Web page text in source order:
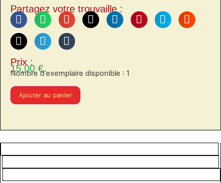
Partagez votre trouvaille :
Prix :
15,00 €
Nombre d'exemplaire disponible : 1
Ajouter au panier